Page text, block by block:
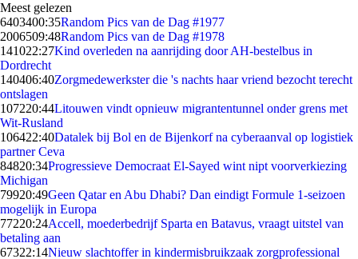
Meest gelezen
6403400:35Random Pics van de Dag #1977
2006509:48Random Pics van de Dag #1978
141022:27Kind overleden na aanrijding door AH-bestelbus in
Dordrecht
140406:40Zorgmedewerkster die 's nachts haar vriend bezocht terecht
ontslagen
107220:44Litouwen vindt opnieuw migrantentunnel onder grens met
Wit-Rusland
106422:40Datalek bij Bol en de Bijenkorf na cyberaanval op logistiek
partner Ceva
84820:34Progressieve Democraat El-Sayed wint nipt voorverkiezing
Michigan
79920:49Geen Qatar en Abu Dhabi? Dan eindigt Formule 1-seizoen
mogelijk in Europa
77220:24Accell, moederbedrijf Sparta en Batavus, vraagt uitstel van
betaling aan
67322:14Nieuw slachtoffer in kindermisbruikzaak zorgprofessional